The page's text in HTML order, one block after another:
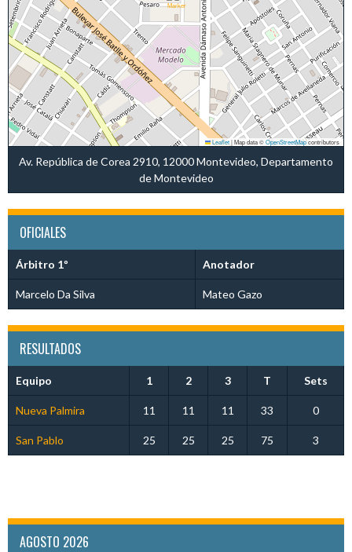
Leaflet|Map data ©OpenStreetMapcontributors
Av. República de Corea 2910, 12000 Montevideo, Departamento
de Montevideo
OFICIALES
Árbitro 1º Anotador
Marcelo Da Silva Mateo Gazo
RESULTADOS
Equipo 1 2 3 T Sets
Nueva Palmira 11 11 11 33 0
San Pablo 25 25 25 75 3
AGOSTO 2026